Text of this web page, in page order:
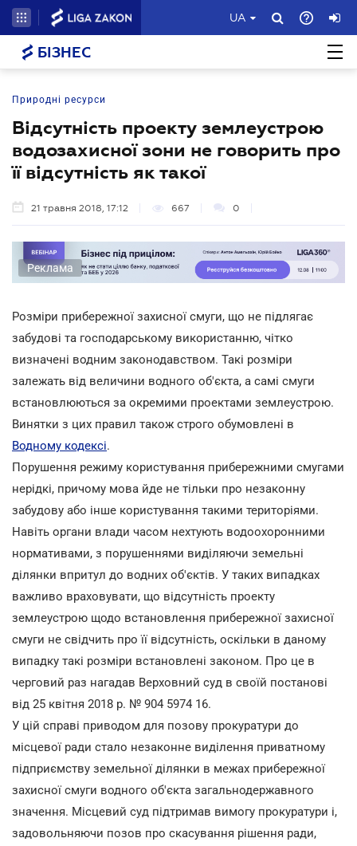
UA
БІЗНЕС
Природні ресурси
Відсутність проекту землеустрою
водозахисної зони не говорить про
її відсутність як такої
21 травня 2018, 17:12 667 0
Реклама
Розміри прибережної захисної смуги, що не підлягає
забудові та господарському використанню, чітко
визначені водним законодавством. Такі розміри
залежать від величини водного об'єкта, а самі смуги
встановлюються за окремими проектами землеустрою.
Винятки з цих правил також строго обумовлені в
Водному кодексі.
Порушення режиму користування прибережними смугами
нерідкі, причому мова йде не тільки про незаконну
забудову або інше користування такими територіями.
Навіть органи влади часом нехтують водоохоронними
нормативами, з порушеннями виділяючи земельні
ділянки впритул до водних об'єктів. У таких випадках
важливо враховувати, що відсутність проекту
землеустрою щодо встановлення прибережної захисної
смуги не свідчить про її відсутність, оскільки в даному
випадку такі розміри встановлені законом. Про це в
черговий раз нагадав Верховний суд в своїй постанові
від 25 квітня 2018 р. № 904 5974 16.
У цій справі приводом для позову прокуратури до
місцевої ради стало незаконне виділення приватному
підприємству земельної ділянки в межах прибережної
захисної смуги водного об'єкта загальнодержавного
значення. Місцевий суд підтримав вимогу прокуратури і,
задовольняючи позов про скасування рішення ради,